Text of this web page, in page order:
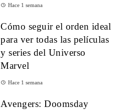
Hace 1 semana
Cómo seguir el orden ideal
para ver todas las películas
y series del Universo
Marvel
Hace 1 semana
Avengers: Doomsday